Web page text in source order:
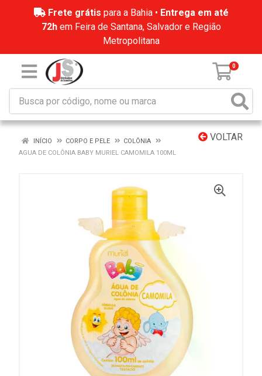
Frete grátis para a Bahia • Entrega em até
72hem Feira de Santana, Salvador e Região
Metropolitana
0
VOLTAR
INÍCIO CORPO E PELE
COLÔNIA
AGUA DE COLÔNIA BABY MURIEL CAMOMILA 100ML